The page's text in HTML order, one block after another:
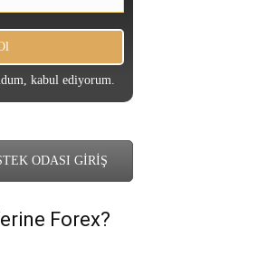
kabul ediyorum.
ODASI GİRİŞ
Forex?